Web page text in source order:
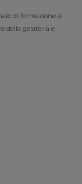
di formazione al
della gelateria e